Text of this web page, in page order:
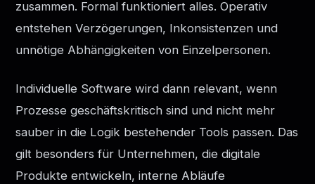
zusammen. Formal funktioniert alles. Operativ
entstehen Verzögerungen, Inkonsistenzen und
unnötige Abhängigkeiten von Einzelpersonen.
Individuelle Software wird dann relevant, wenn
Prozesse geschäftskritisch sind und nicht mehr
sauber in die Logik bestehender Tools passen. Das
gilt besonders für Unternehmen, die digitale
Produkte entwickeln, interne Abläufe